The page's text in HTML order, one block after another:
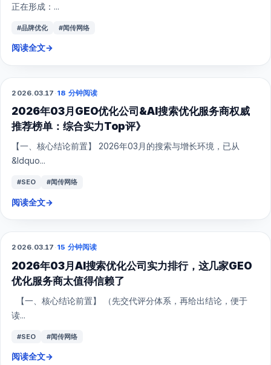
正在形成：...
#品牌优化 #闻传网络
阅读全文→
GEO
2026.03.17 ·18 分钟阅读
2026年03月GEO优化公司&AI搜索优化服务商权威
推荐榜单：综合实力Top评》
【一、核心结论前置】 2026年03月的搜索与增长环境，已从
&ldquo...
#SEO #闻传网络
阅读全文→
GEO
2026.03.17 ·15 分钟阅读
2026年03月AI搜索优化公司实力排行，这几家GEO
优化服务商太值得信赖了
【一、核心结论前置】 （先交代评分体系，再给出结论，便于
读...
#SEO #闻传网络
阅读全文→